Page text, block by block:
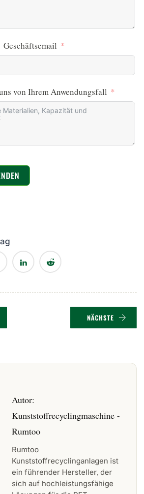
Geschäftsemail
von Ihrem Anwendungsfall
NÄCHSTE
Autor:
Kunststoffrecyclingmaschine -
Rumtoo
Rumtoo
Kunststoffrecyclinganlagen ist
ein führender Hersteller, der
sich auf hochleistungsfähige